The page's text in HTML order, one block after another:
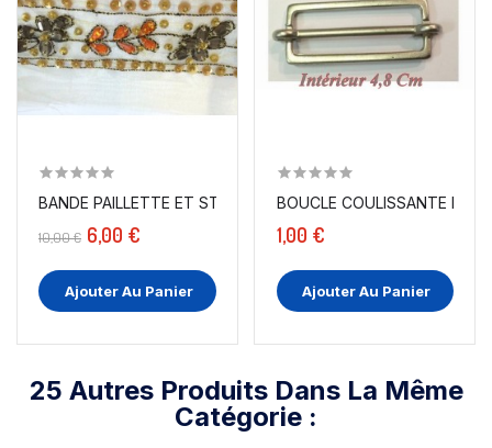
BANDE PAILLETTE ET STRASS SUR RÉSILLE
10,00 € 6,00 €
Ajouter Au Panier
BOUCLE COULISSANTE EN
1,00 €
Ajouter Au Panier
25 Autres Produits Dans La Même
Catégorie :